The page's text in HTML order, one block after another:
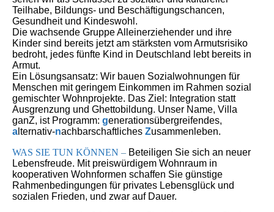
Teilhabe, Bildungs- und Beschäftigungschancen,
Gesundheit und Kindeswohl.
Die wachsende Gruppe Alleinerziehender und ihre
Kinder sind bereits jetzt am stärksten vom Armutsrisiko
bedroht, jedes fünfte Kind in Deutschland lebt bereits in
Armut.
Ein Lösungsansatz: Wir bauen Sozialwohnungen für
Menschen mit geringem Einkommen im Rahmen sozial
gemischter Wohnprojekte. Das Ziel: Integration statt
Ausgrenzung und Ghettobildung. Unser Name, Villa
ganZ, ist Programm: generationsübergreifendes,
a lternativ-nachbarschaftliches Zusammenleben.
WAS SIE TUN KÖNNEN – Beteiligen Sie sich an neuer
Lebensfreude. Mit preiswürdigem Wohnraum in
kooperativen Wohnformen schaffen Sie günstige
Rahmenbedingungen für privates Lebensglück und
sozialen Frieden, und zwar auf Dauer.